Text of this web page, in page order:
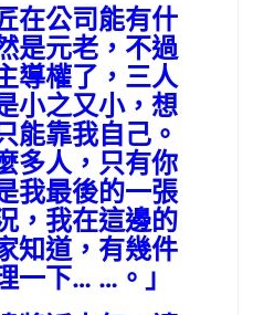
在公司能有什
是元老，不過
導權了，三人
小之又小，想
能靠我自己。
多人，只有你
我最後的一張
，我在這邊的
知道，有幾件
一下… …。」